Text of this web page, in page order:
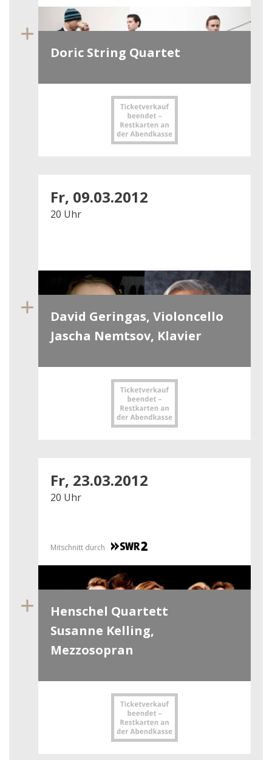
Doric String Quartet
Fr, 09.03.2012
20 Uhr
David Geringas, Violoncello
Jascha Nemtsov, Klavier
Fr, 23.03.2012
20 Uhr
Mitschnitt durch
Henschel Quartett
Susanne Kelling,
Mezzosopran